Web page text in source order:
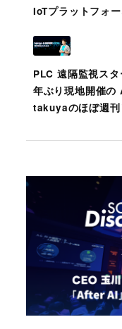
IoTプラットフォ
PLC 遠隔監視ス
年ぶり現地開催
takuyaのほぼ週